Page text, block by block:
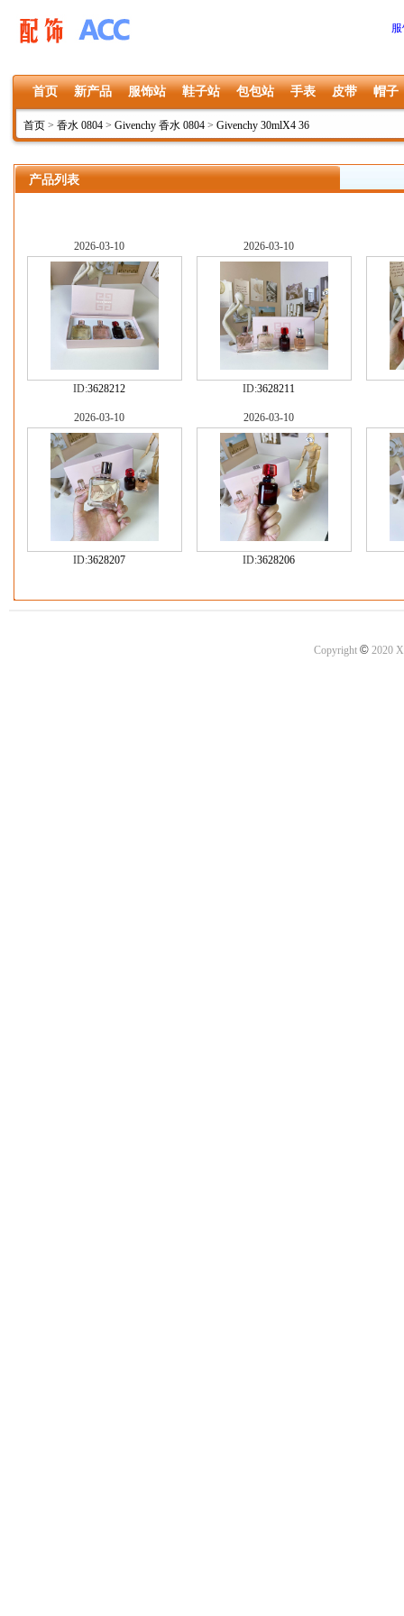
首页 新产品 服饰站 鞋子站 包包站 手表 皮带 帽子
首页 > 香水 0804 > Givenchy 香水 0804 > Givenchy 30mlX4 36
产品列表
2026-03-10
ID:3628212
2026-03-10
ID:3628211
2026-03-10
ID:3628207
2026-03-10
ID:3628206
Copyright ©2020